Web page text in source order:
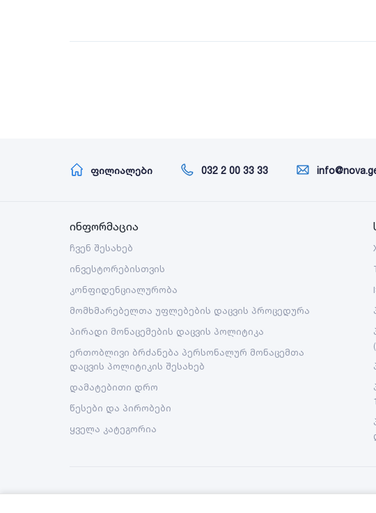
ფილიალები 032 2 00 33 33
ინფორმაცია
ჩვენ შესახებ
ინვესტორებისთვის
კონფიდენციალურობა
მომხმარებელთა უფლებების დაცვის პროცედურა
პირადი მონაცემების დაცვის პოლიტიკა
ერთობლივი ბრძანება პერსონალურ მონაცემთა
დაცვის პოლიტიკის შესახებ
დამატებითი დრო
წესები და პირობები
ყველა კატეგორია